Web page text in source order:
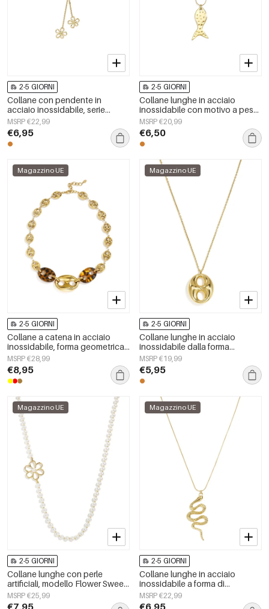
2-5 GIORNI
Collane con pendente in
acciaio inossidabile, serie
Flower Daily Simple, gioielli da
donna
MSRP €22,99
€6,95
2-5 GIORNI
Collane lunghe in acciaio
inossidabile con motivo a pesci,
serie casual e semplice per tutti
i giorni, gioielli da donna
MSRP €20,99
€6,50
Magazzino UE
2-5 GIORNI
Collane a catena in acciaio
inossidabile, forma geometrica,
semplici, serie &quot;Daily
Simple&quot;, gioielli da donna
MSRP €28,99
€8,95
Magazzino UE
2-5 GIORNI
Collane lunghe in acciaio
inossidabile dalla forma
geometrica, semplici, della serie
Simple, perfette per tutti i giorni.
Gioielli da donna.
MSRP €19,99
€5,95
Magazzino UE
2-5 GIORNI
Collane lunghe con perle
artificiali, modello Flower Sweet
Daily Simple, gioielli da donna
MSRP €25,99
Magazzino UE
2-5 GIORNI
Collane lunghe in acciaio
inossidabile a forma di
serpente, semplici, della serie
Simple Daily, gioielli da donna
MSRP €22,99